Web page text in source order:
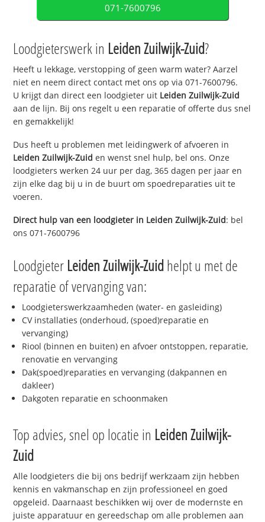
071-7600796
Loodgieterswerk in Leiden Zuilwijk-Zuid?
Heeft u lekkage, verstopping of geen warm water? Aarzel
niet en neem direct contact met ons op via 071-7600796.
U krijgt dan direct een loodgieter uit Leiden Zuilwijk-Zuid
aan de lijn. Bij ons regelt u een reparatie of offerte dus snel
en gemakkelijk!
Dus heeft u problemen met leidingwerk of afvoeren in
Leiden Zuilwijk-Zuid en wenst snel hulp, bel ons. Onze
loodgieters werken 24 uur per dag, 365 dagen per jaar en
zijn elke dag bij u in de buurt om spoedreparaties uit te
voeren.
Direct hulp van een loodgieter in Leiden Zuilwijk-Zuid: bel
ons 071-7600796
Loodgieter Leiden Zuilwijk-Zuidhelpt u met de
reparatie of vervanging van:
Loodgieterswerkzaamheden (water- en gasleiding)
CV installaties (onderhoud, (spoed)reparatie en
vervanging)
Riool (binnen en buiten) en afvoer ontstoppen, reparatie,
renovatie en vervanging
Dak(spoed)reparaties en vervanging (dakpannen en
dakleer)
Dakgoten reparatie en schoonmaken
Top advies, snel op locatie in Leiden Zuilwijk-
Zuid
Alle loodgieters die bij ons bedrijf werkzaam zijn hebben
kennis en vakmanschap en zijn professioneel en goed
opgeleid. Daarnaast beschikken wij over de modernste en
juiste apparatuur en gereedschap om alle problemen aan